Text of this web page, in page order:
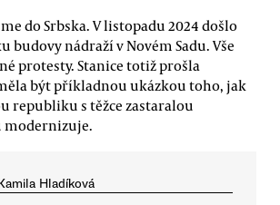
do Srbska. V listopadu 2024 došlo
budovy nádraží v Novém Sadu. Vše
protesty. Stanice totiž prošla
být příkladnou ukázkou toho, jak
republiku s těžce zastaralou
Hladíková